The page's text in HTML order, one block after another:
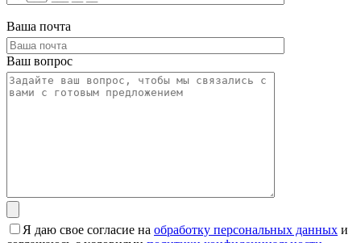
Ваша почта
Ваш вопрос
Я даю свое согласие на обработку персональных данных и